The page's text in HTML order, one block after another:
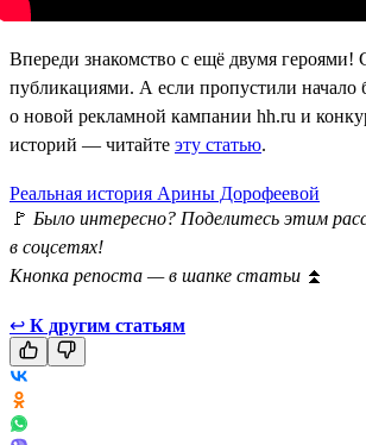
Впереди знакомство с ещё двумя героями!
публикациями. А если пропустили начало
о новой рекламной кампании hh.ru и
историй — читайте эту статью.
Реальная история Арины Дорофеевой
🚩 Было интересно? Поделитесь этим
в соцсетях!
Кнопка репоста — в шапке статьи ⏫
↩ К другим статьям